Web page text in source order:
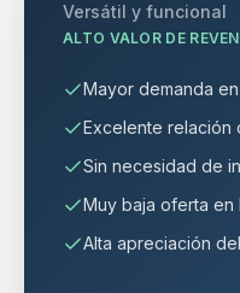
Versátil y funcional
ALTO VALOR DE
Mayor demanda
Excelente relación
Sin necesidad de
Muy baja oferta en
Alta apreciación